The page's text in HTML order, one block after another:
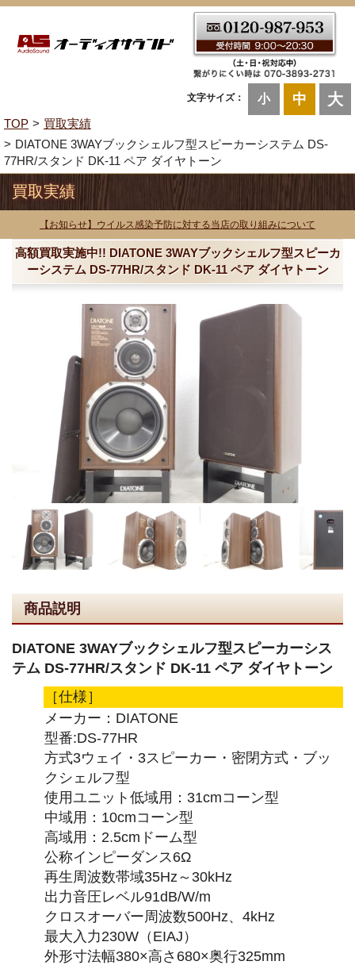
文字サイズ： 小 中 大
TOP
買取実績
DIATONE 3WAYブックシェルフ型スピーカーシステム DS-
77HR/スタンド DK-11 ペア ダイヤトーン
買取実績
【お知らせ】ウイルス感染予防に対する当店の取り組みについて
高額買取実施中!! DIATONE 3WAYブックシェルフ型スピーカ
ーシステム DS-77HR/スタンド DK-11 ペア ダイヤトーン
商品説明
DIATONE 3WAYブックシェルフ型スピーカーシス
テム DS-77HR/スタンド DK-11 ペア ダイヤトーン
［仕様］
メーカー：DIATONE
型番:DS-77HR
方式3ウェイ・3スピーカー・密閉方式・ブッ
クシェルフ型
使用ユニット低域用：31cmコーン型
中域用：10cmコーン型
高域用：2.5cmドーム型
公称インピーダンス6Ω
再生周波数帯域35Hz～30kHz
出力音圧レベル91dB/W/m
クロスオーバー周波数500Hz、4kHz
最大入力230W（EIAJ）
外形寸法幅380×高さ680×奥行325mm